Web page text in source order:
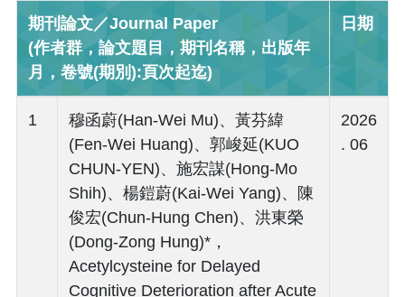
期刊論文／Journal Paper
(作者群，論文題目，期刊名稱，出版年
月，卷號(期別):頁次起迄)
日期
1
穆函蔚(Han-Wei Mu)、黃芬緯
(Fen-Wei Huang)、郭峻延(KUO
CHUN-YEN)、施宏謀(Hong-Mo
Shih)、楊鎧蔚(Kai-Wei Yang)、陳
俊宏(Chun-Hung Chen)、洪東榮
(Dong-Zong Hung)*，
Acetylcysteine for Delayed
Cognitive Deterioration after Acute
2026
. 06